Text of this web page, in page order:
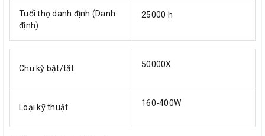
Tuổi thọ danh định (Danh
định)
25000 h
Chu kỳ bật/tắt 50000X
Loại kỹ thuật 160-400W